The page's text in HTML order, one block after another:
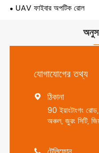
UAV ফাইবার অপটিক রোল
যোগাযোগের তথ্য
 ঠিকানা
90 ইয়াংটাংগং
অঞ্চল, জুরং সিটি,
